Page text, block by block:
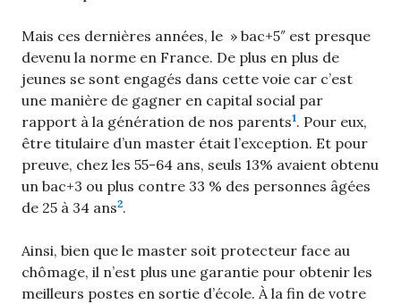
Mais ces dernières années, le » bac+5″ est presque
devenu la norme en France. De plus en plus de
jeunes se sont engagés dans cette voie car c’est
une manière de gagner en capital social par
rapport à la génération de nos parents1. Pour eux,
être titulaire d’un master était l’exception. Et pour
preuve, chez les 55-64 ans, seuls 13% avaient obtenu
un bac+3 ou plus contre 33 % des personnes âgées
de 25 à 34 ans2.
Ainsi, bien que le master soit protecteur face au
chômage, il n’est plus une garantie pour obtenir les
meilleurs postes en sortie d’école. À la fin de votre